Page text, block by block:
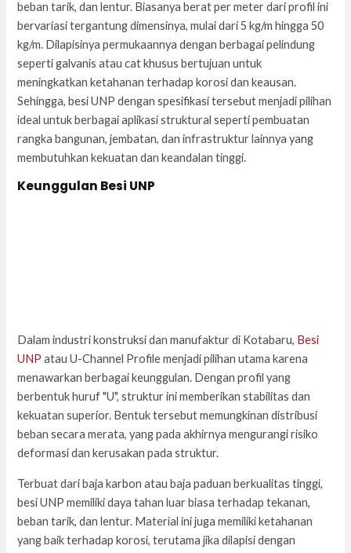
beban tarik, dan lentur. Biasanya berat per meter dari profil ini
bervariasi tergantung dimensinya, mulai dari 5 kg/m hingga 50
kg/m. Dilapisinya permukaannya dengan berbagai pelindung
seperti galvanis atau cat khusus bertujuan untuk
meningkatkan ketahanan terhadap korosi dan keausan.
Sehingga, besi UNP dengan spesifikasi tersebut menjadi pilihan
ideal untuk berbagai aplikasi struktural seperti pembuatan
rangka bangunan, jembatan, dan infrastruktur lainnya yang
membutuhkan kekuatan dan keandalan tinggi.
Keunggulan Besi UNP
Dalam industri konstruksi dan manufaktur di Kotabaru, Besi
UNPatau U-Channel Profile menjadi pilihan utama karena
menawarkan berbagai keunggulan. Dengan profil yang
berbentuk huruf "U", struktur ini memberikan stabilitas dan
kekuatan superior. Bentuk tersebut memungkinan distribusi
beban secara merata, yang pada akhirnya mengurangi risiko
deformasi dan kerusakan pada struktur.
Terbuat dari baja karbon atau baja paduan berkualitas tinggi,
besi UNP memiliki daya tahan luar biasa terhadap tekanan,
beban tarik, dan lentur. Material ini juga memiliki ketahanan
yang baik terhadap korosi, terutama jika dilapisi dengan